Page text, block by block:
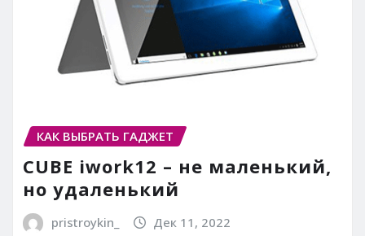
КАК ВЫБРАТЬ ГАДЖЕТ
CUBE iwork12 – не маленький,
но удаленький
pristroykin_ Дек 11, 2022